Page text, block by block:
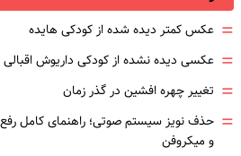
= عکس کمتر دیده شده از کودکی هایده
= عکسی دیده نشده از کودکی داریوش اقبالی
= تغییر چهره افشین در گذر زمان
= حذف نویز سیستم صوتی؛ راهنمای کامل رفع
و میکروفن